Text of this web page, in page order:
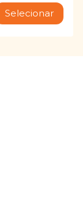
Selecionar